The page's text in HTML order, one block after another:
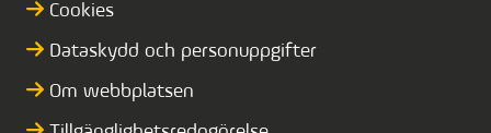
Cookies
Dataskydd och personuppgifter
Om webbplatsen